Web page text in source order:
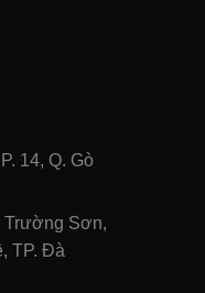
14, Q. Gò
Trường Sơn,
TP. Đà